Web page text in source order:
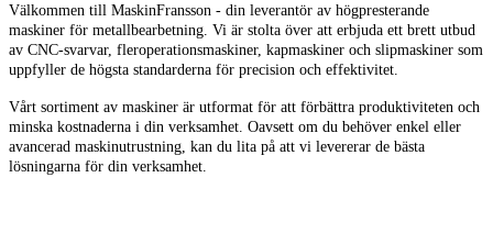
Välkommen till MaskinFransson - din leverantör av högpresterande
maskiner för metallbearbetning. Vi är stolta över att erbjuda ett brett utbud
av CNC-svarvar, fleroperationsmaskiner, kapmaskiner och slipmaskiner som
uppfyller de högsta standarderna för precision och effektivitet.
Vårt sortiment av maskiner är utformat för att förbättra produktiviteten och
minska kostnaderna i din verksamhet. Oavsett om du behöver enkel eller
avancerad maskinutrustning, kan du lita på att vi levererar de bästa
lösningarna för din verksamhet.